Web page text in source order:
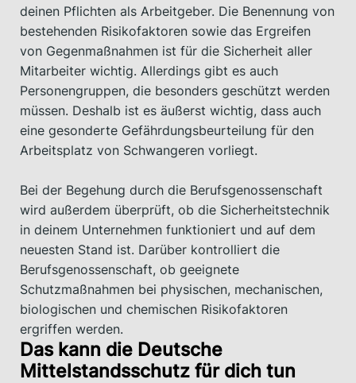
deinen Pflichten als Arbeitgeber. Die Benennung von
bestehenden Risikofaktoren sowie das Ergreifen
von Gegenmaßnahmen ist für die Sicherheit aller
Mitarbeiter wichtig. Allerdings gibt es auch
Personengruppen, die besonders geschützt werden
müssen. Deshalb ist es äußerst wichtig, dass auch
eine gesonderte Gefährdungsbeurteilung für den
Arbeitsplatz von Schwangeren vorliegt.
Bei der Begehung durch die Berufsgenossenschaft
wird außerdem überprüft, ob die Sicherheitstechnik
in deinem Unternehmen funktioniert und auf dem
neuesten Stand ist. Darüber kontrolliert die
Berufsgenossenschaft, ob geeignete
Schutzmaßnahmen bei physischen, mechanischen,
biologischen und chemischen Risikofaktoren
ergriffen werden.
Das kann die Deutsche
Mittelstandsschutz für dich tun